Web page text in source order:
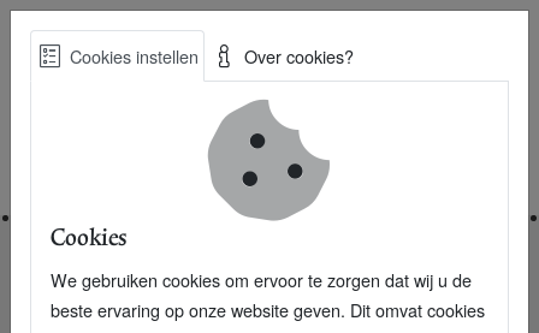
Skip
Best Practices voor een duurzame toekomst
Nieuwsarchief
Cookies instellen Over cookies?
Cookies
We gebruiken cookies om ervoor te zorgen dat wij u de
beste ervaring op onze website geven. Dit omvat cookies